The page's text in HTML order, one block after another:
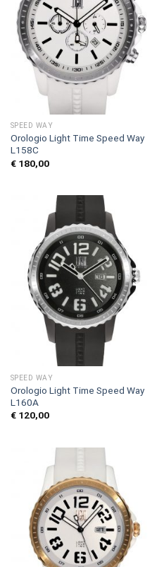
SPEED WAY
Orologio Light Time Speed Way
L158C
€180,00
SPEED WAY
Orologio Light Time Speed Way
L160A
€120,00